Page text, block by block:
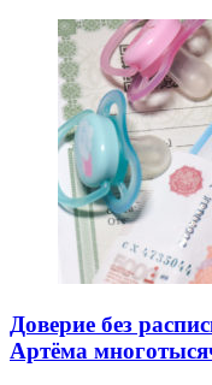
Доверие без
Артёма